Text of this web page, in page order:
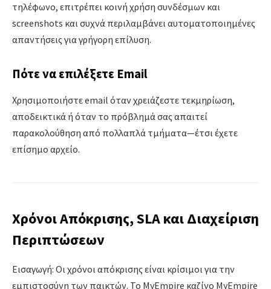
τηλέφωνο, επιτρέπει κοινή χρήση συνδέσμων και
screenshots και συχνά περιλαμβάνει αυτοματοποιημένες
απαντήσεις για γρήγορη επίλυση.
Πότε να επιλέξετε Email
Χρησιμοποιήστε email όταν χρειάζεστε τεκμηρίωση,
αποδεικτικά ή όταν το πρόβλημά σας απαιτεί
παρακολούθηση από πολλαπλά τμήματα—έτσι έχετε
επίσημο αρχείο.
Χρόνοι Απόκρισης, SLA και Διαχείριση
Περιπτώσεων
Εισαγωγή: Οι χρόνοι απόκρισης είναι κρίσιμοι για την
εμπιστοσύνη των παικτών. Το MyEmpire καζίνο MyEmpire